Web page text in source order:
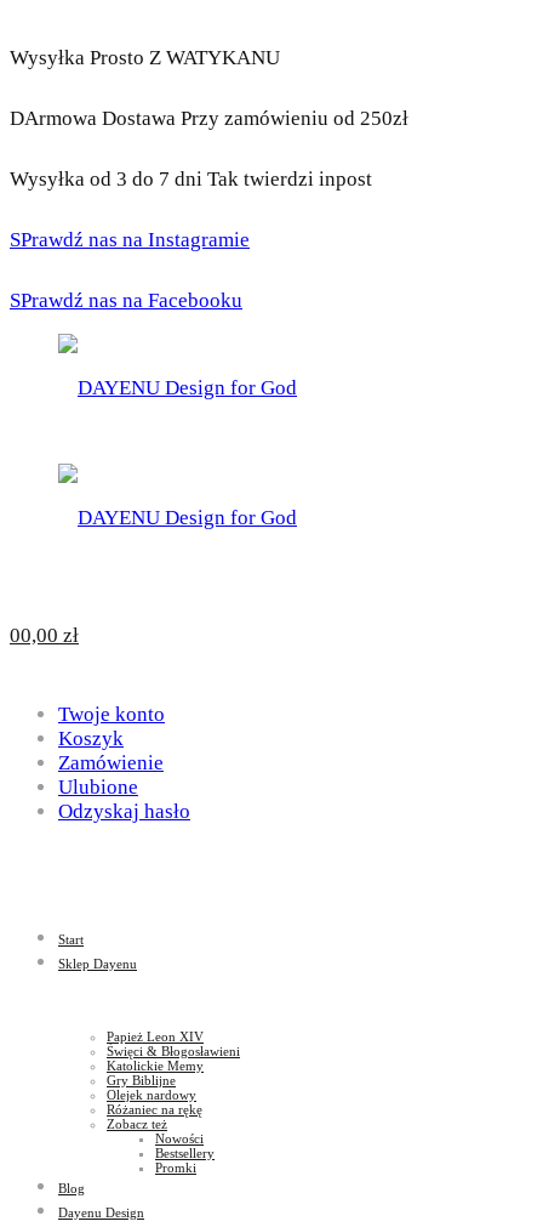
Wysyłka Prosto Z WATYKANU
DArmowa Dostawa Przy zamówieniu od 250zł
Wysyłka od 3 do 7 dni Tak twierdzi inpost
SPrawdź nas na Instagramie
SPrawdź nas na Facebooku
for
God
DAYENU
Design
God
00,00 zł
Twoje konto
Koszyk
Zamówienie
Ulubione
Odzyskaj hasło
Start
Sklep Dayenu
Papież Leon XIV
Święci & Błogosławieni
Katolickie Memy
Gry Biblijne
Olejek nardowy
Różaniec na rękę
Zobacz też
Nowości
Bestsellery
Promki
Blog
Dayenu Design